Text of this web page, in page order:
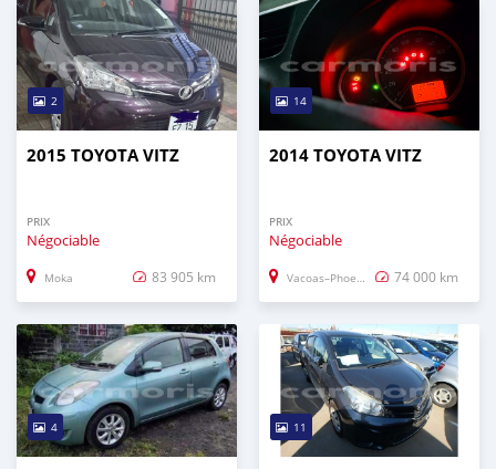
2
2015 TOYOTA VITZ
PRIX
Négociable
Moka 83 905 km
14
2014 TOYOTA VITZ
PRIX
Négociable
Vacoas–Phoenix 74 000 km
4 11